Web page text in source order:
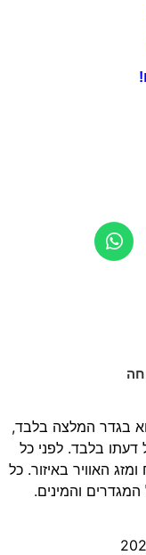
בגדר המלצה בלבד,
דעתו בלבד. לפני כל
האוויר באיזור. כל
והמינים.